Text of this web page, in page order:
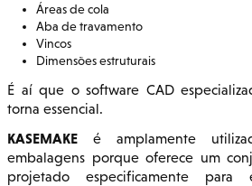
Áreas de cola
Aba de travamento
Vincos
Dimensões estruturais
É aí que o software CAD
torna essencial.
KASEMAKE é amplamente
embalagens porque oferece um
projetado especificamente para